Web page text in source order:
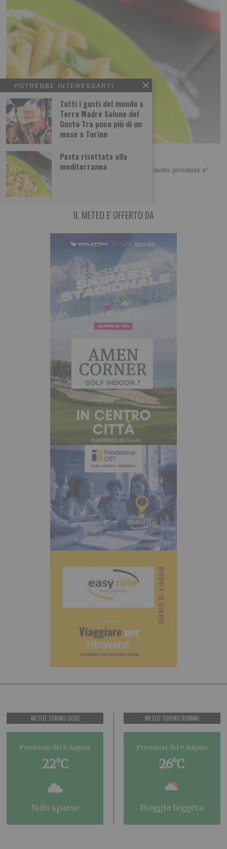
POTREBBE INTERESSARTI...
Tutti i gusti del mondo a
Terra Madre Salone del
Gusto Tra poco più di un
mese a Torino
Pasta risottata alla
mediterranea
Pasta risottata alla mediterranea
Avete letto bene, e’ una pasta ma… cuoce come un risotto, provatela: e’
proprio appetitosa!
IL METEO E' OFFERTO DA
METEO TORINO OGGI
Previsioni del 9 August
22°C
nubi sparse
METEO TORINO DOMANI
Previsioni del 9 August
26°C
pioggia leggera